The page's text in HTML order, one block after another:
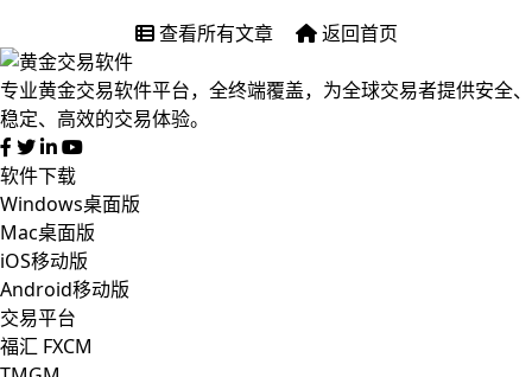
查看所有文章 返回首页
专业黄金交易软件平台，全终端覆盖，为全球交易者提供安全、
稳定、高效的交易体验。
软件下载
Windows桌面版
Mac桌面版
iOS移动版
Android移动版
交易平台
福汇 FXCM